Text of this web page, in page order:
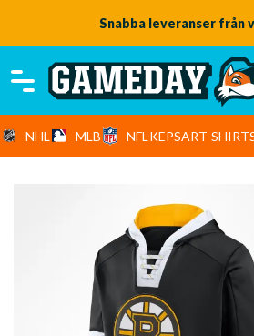
Snabba leveranser från
NHL MLB NFLKEPSART-